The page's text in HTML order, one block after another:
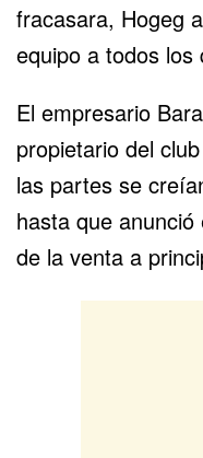
fracasara, Hogeg
equipo a todos los
El empresario
propietario del
las partes se
hasta que
de la venta a